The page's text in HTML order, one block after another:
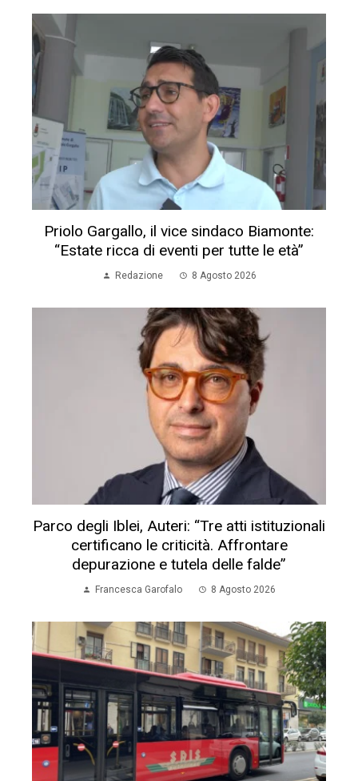
Priolo Gargallo, il vice sindaco Biamonte:
“Estate ricca di eventi per tutte le età”
Redazione 8 Agosto 2026
Parco degli Iblei, Auteri: “Tre atti istituzionali
certificano le criticità. Affrontare
depurazione e tutela delle falde”
Francesca Garofalo 8 Agosto 2026